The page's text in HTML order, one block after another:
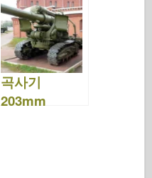
곡사기
203mm